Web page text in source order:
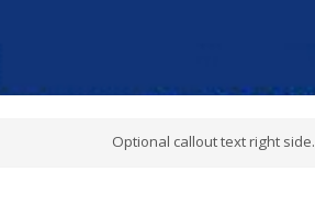
Optional callout text right side.